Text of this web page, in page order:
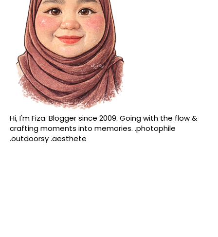
Hi, I'm Fiza. Blogger since 2009. Going with the flow &
crafting moments into memories. .photophile
.outdoorsy .aesthete